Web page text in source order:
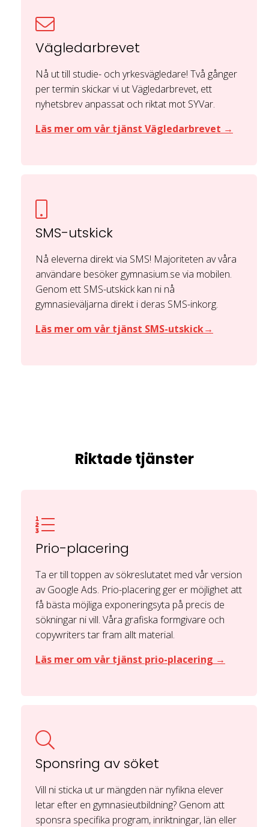
Vägledarbrevet
Nå ut till studie- och yrkesvägledare! Två gånger
per termin skickar vi ut Vägledarbrevet, ett
nyhetsbrev anpassat och riktat mot SYVar.
Läs mer om vår tjänst Vägledarbrevet →
SMS-utskick
Nå eleverna direkt via SMS! Majoriteten av våra
användare besöker gymnasium.se via mobilen.
Genom ett SMS-utskick kan ni nå
gymnasieväljarna direkt i deras SMS-inkorg.
Läs mer om vår tjänst SMS-utskick→
Riktade tjänster
Prio-placering
Ta er till toppen av sökreslutatet med vår version
av Google Ads. Prio-placering ger er möjlighet att
få bästa möjliga exponeringsyta på precis de
sökningar ni vill. Våra grafiska formgivare och
copywriters tar fram allt material.
Läs mer om vår tjänst prio-placering →
Sponsring av söket
Vill ni sticka ut ur mängden när nyfikna elever
letar efter en gymnasieutbildning? Genom att
sponsra specifika program, inriktningar, län eller